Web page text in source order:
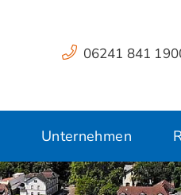
06241 841
Unternehmen